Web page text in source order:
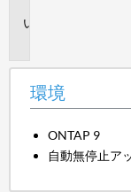
環境
ONTAP 9
自動無停止ア